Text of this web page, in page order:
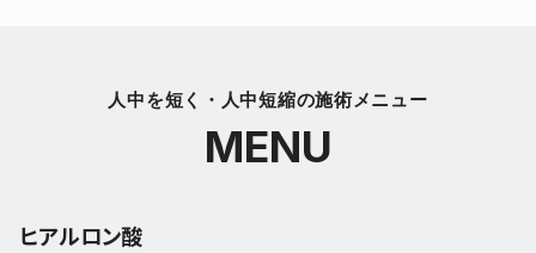
人中を短く・人中短縮の施術メニュー
MENU
ヒアルロン酸